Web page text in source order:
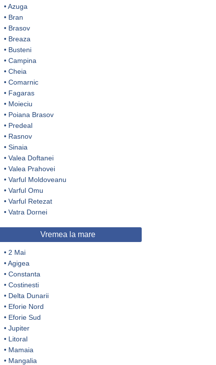
•Azuga
• Bran
• Brasov
• Breaza
• Busteni
• Campina
• Cheia
• Comarnic
• Fagaras
• Moieciu
• Poiana Brasov
• Predeal
• Rasnov
• Sinaia
• Valea Doftanei
• Valea Prahovei
• Varful Moldoveanu
• Varful Omu
• Varful Retezat
• Vatra Dornei
Vremea la mare
• 2 Mai
•Agigea
• Constanta
• Costinesti
• Delta Dunarii
• Eforie Nord
• Eforie Sud
• Jupiter
• Litoral
• Mamaia
• Mangalia